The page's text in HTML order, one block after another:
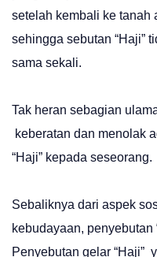
setelah kembali ke tanah
sehingga sebutan “Haji”
sama sekali.
Tak heran sebagian
keberatan dan menolak
“Haji” kepada seseorang.
Sebaliknya dari aspek
kebudayaan, penyebutan
Penyebutan gelar “Haji”